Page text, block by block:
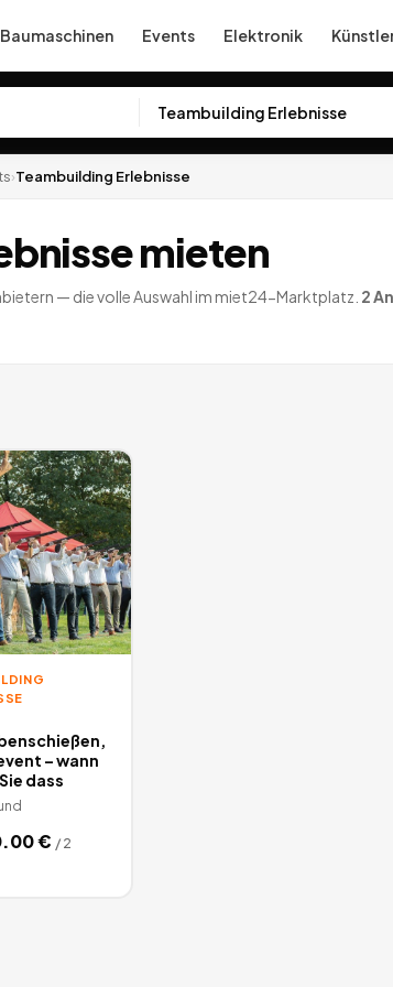
Baumaschinen Events Elektronik
›Teambuilding Erlebnisse
mieten
— die volle Auswahl im miet24-Marktplatz. 2
– wann
dass
€ / 2